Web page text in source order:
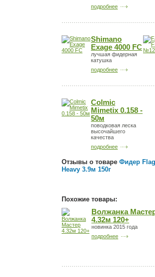
подробнее
Shimano
Exage 4000 FC
лучшая фидерная
катушка
подробнее
Colmic
Mimetix 0.158 -
50м
поводковая леска
высочайшего
качества
подробнее
Отзывы о товаре Фидер
Heavy 3.9м 150г
Похожие товары:
Волжанка
4.32м 120+
новинка 2015 года
подробнее